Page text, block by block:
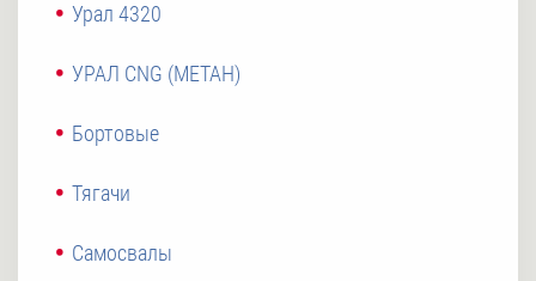
Урал 4320
УРАЛ CNG (МЕТАН)
Бортовые
Тягачи
Самосвалы